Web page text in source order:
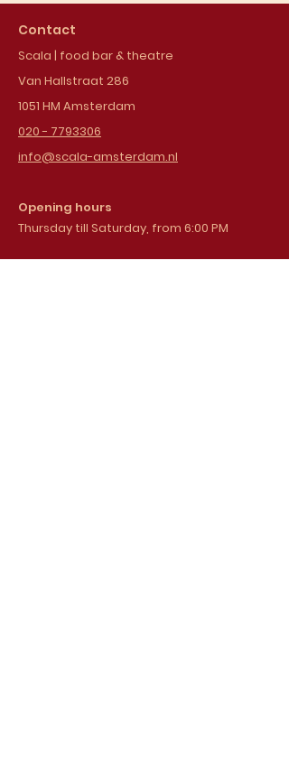
Contact
Scala | food bar & theatre
Van Hallstraat 286
1051 HM Amsterdam
020 - 7793306
info@scala-amsterdam.nl
Opening hours
Thursday till Saturday, from 6:00 PM